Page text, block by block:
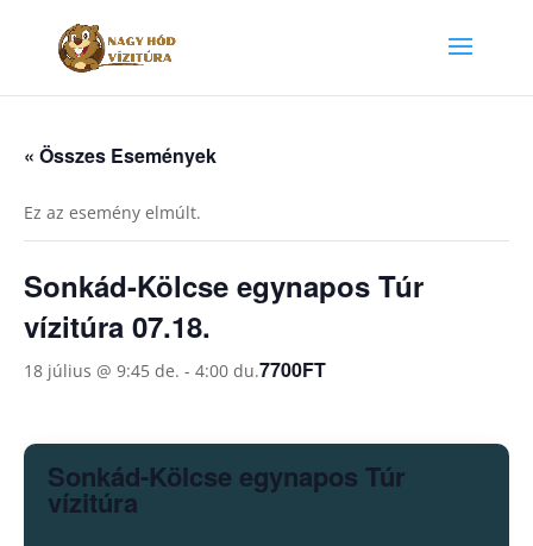
« Összes Események
Ez az esemény elmúlt.
Sonkád-Kölcse egynapos Túr
vízitúra 07.18.
18 július @ 9:45 de. - 4:00 du.7700FT
Sonkád-Kölcse egynapos Túr
vízitúra